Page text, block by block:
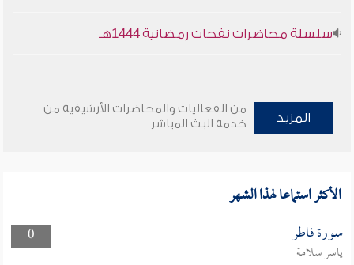
سلسلة محاضرات نفحات رمضانية 1444هـ
المزيد
من الفعاليات والمحاضرات الأرشيفية من
خدمة البث المباشر
الأكثر استماعا لهذا الشهر
0 سورة فاطر
ياسر سلامة